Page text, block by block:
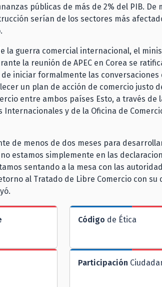
públicas de más de 2% del PIB. De
serían de los sectores más
la guerra comercial internacional, el
la reunión de APEC en Corea se
de iniciar formalmente las conversaciones
un plan de acción de comercio justo
entre ambos países Esto, a través de
Internacionales y de la Oficina de
de menos de dos meses para
estamos simplemente en las
sentando a la mesa con las
al Tratado de Libre Comercio con su
Código de Ética
Participación